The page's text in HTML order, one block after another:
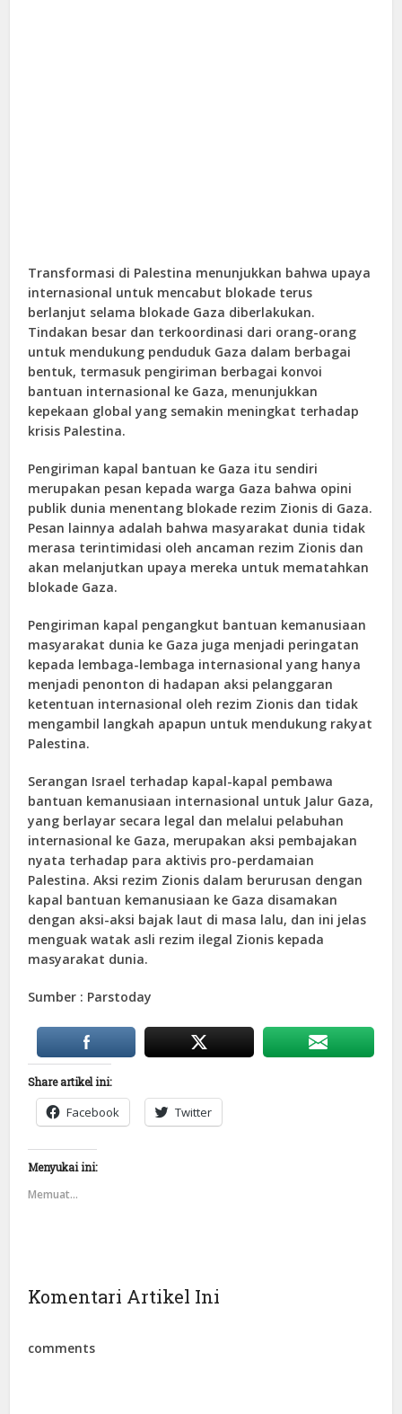
Transformasi di Palestina menunjukkan bahwa upaya
internasional untuk mencabut blokade terus
berlanjut selama blokade Gaza diberlakukan.
Tindakan besar dan terkoordinasi dari orang-orang
untuk mendukung penduduk Gaza dalam berbagai
bentuk, termasuk pengiriman berbagai konvoi
bantuan internasional ke Gaza, menunjukkan
kepekaan global yang semakin meningkat terhadap
krisis Palestina.
Pengiriman kapal bantuan ke Gaza itu sendiri
merupakan pesan kepada warga Gaza bahwa opini
publik dunia menentang blokade rezim Zionis di Gaza.
Pesan lainnya adalah bahwa masyarakat dunia tidak
merasa terintimidasi oleh ancaman rezim Zionis dan
akan melanjutkan upaya mereka untuk mematahkan
blokade Gaza.
Pengiriman kapal pengangkut bantuan kemanusiaan
masyarakat dunia ke Gaza juga menjadi peringatan
kepada lembaga-lembaga internasional yang hanya
menjadi penonton di hadapan aksi pelanggaran
ketentuan internasional oleh rezim Zionis dan tidak
mengambil langkah apapun untuk mendukung rakyat
Palestina.
Serangan Israel terhadap kapal-kapal pembawa
bantuan kemanusiaan internasional untuk Jalur Gaza,
yang berlayar secara legal dan melalui pelabuhan
internasional ke Gaza, merupakan aksi pembajakan
nyata terhadap para aktivis pro-perdamaian
Palestina. Aksi rezim Zionis dalam berurusan dengan
kapal bantuan kemanusiaan ke Gaza disamakan
dengan aksi-aksi bajak laut di masa lalu, dan ini jelas
menguak watak asli rezim ilegal Zionis kepada
masyarakat dunia.
Sumber : Parstoday
Share artikel ini:
Facebook Twitter
Menyukai ini:
Memuat...
Komentari Artikel Ini
comments